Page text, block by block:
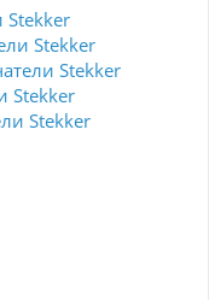
Stekker
Stekker
Stekker
Stekker